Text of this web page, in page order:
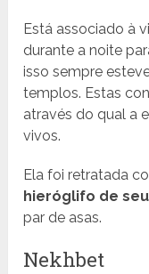
Está associado à
durante a noite
isso sempre
templos. Estas
através do qual a
vivos.
Ela foi retratada
hieróglifo de
par de asas.
Nekhbet